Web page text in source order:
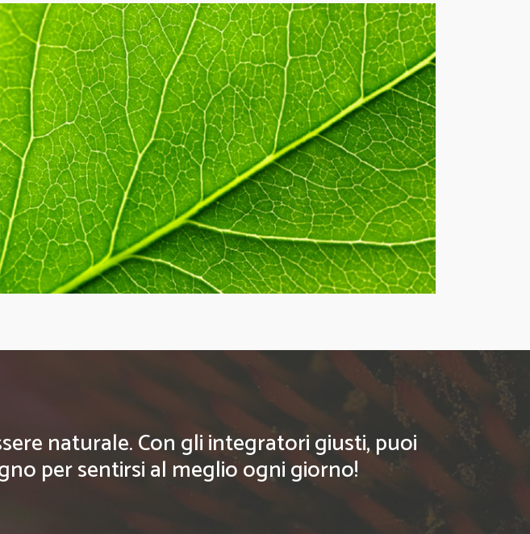
naturale. Con gli integratori giusti, puoi
per sentirsi al meglio ogni giorno!